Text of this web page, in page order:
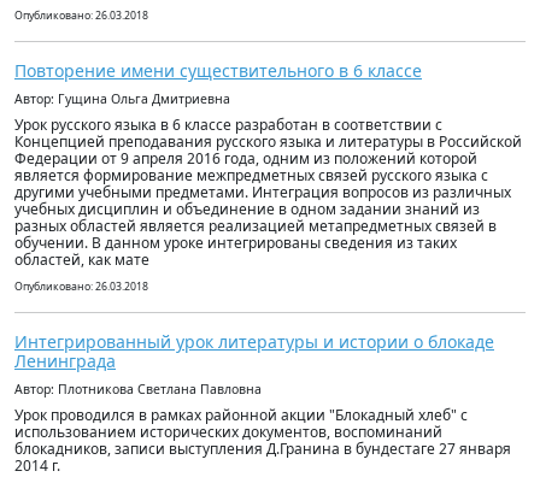
Опубликовано: 26.03.2018
Повторение имени существительного в 6 классе
Автор: Гущина Ольга Дмитриевна
Урок русского языка в 6 классе разработан в соответствии с
Концепцией преподавания русского языка и литературы в Российской
Федерации от 9 апреля 2016 года, одним из положений которой
является формирование межпредметных связей русского языка с
другими учебными предметами. Интеграция вопросов из различных
учебных дисциплин и объединение в одном задании знаний из
разных областей является реализацией метапредметных связей в
обучении. В данном уроке интегрированы сведения из таких
областей, как мате
Опубликовано: 26.03.2018
Интегрированный урок литературы и истории о блокаде
Ленинграда
Автор: Плотникова Светлана Павловна
Урок проводился в рамках районной акции "Блокадный хлеб" с
использованием исторических документов, воспоминаний
блокадников, записи выступления Д.Гранина в бундестаге 27 января
2014 г.